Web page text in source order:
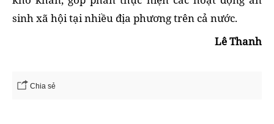
sinh xã hội tại nhiều địa phương trên cả nước.
Lê Thanh
Chia sẻ